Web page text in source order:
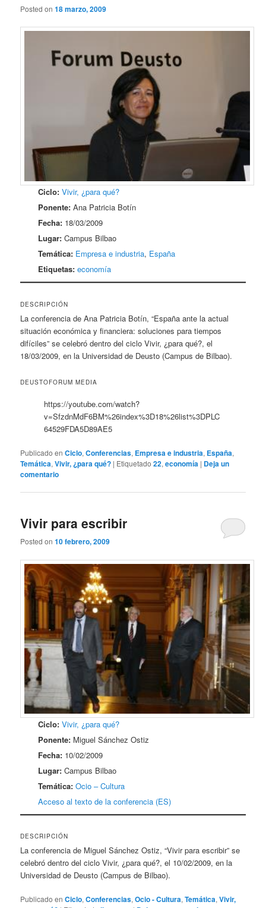
Posted on18 marzo, 2009
Ciclo: Vivir, ¿para qué?
Ponente: Ana Patricia Botín
Fecha: 18/03/2009
Lugar: Campus Bilbao
Temática: Empresa e industria, España
Etiquetas: economía
DESCRIPCIÓN
La conferencia de Ana Patricia Botín, “España ante la actual
situación económica y financiera: soluciones para tiempos
difíciles” se celebró dentro del ciclo Vivir, ¿para qué?, el
18/03/2009, en la Universidad de Deusto (Campus de Bilbao).
DEUSTOFORUM MEDIA
https://youtube.com/watch?
v=SfzdnMdF6BM%26index%3D18%26list%3DPLC
64529FDA5D89AE5
Publicado en Ciclo,Conferencias, Empresa e industria, España,
Temática,Vivir, ¿para qué? | Etiquetado 22,economía | Deja un
comentario
Vivir para escribir
Posted on10 febrero, 2009
Ciclo: Vivir, ¿para qué?
Ponente: Miguel Sánchez Ostiz
Fecha: 10/02/2009
Lugar: Campus Bilbao
Temática: Ocio – Cultura
Acceso al texto de la conferencia (ES)
DESCRIPCIÓN
La conferencia de Miguel Sánchez Ostiz, “Vivir para escribir” se
celebró dentro del ciclo Vivir, ¿para qué?, el 10/02/2009, en la
Universidad de Deusto (Campus de Bilbao).
Publicado en Ciclo,Conferencias,Ocio - Cultura,Temática,Vivir,